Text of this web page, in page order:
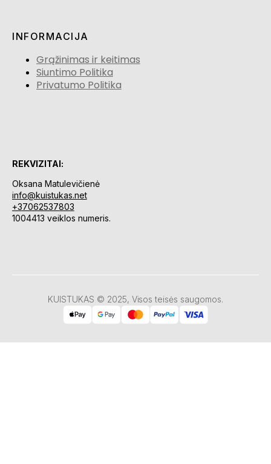
INFORMACIJA
Grąžinimas ir keitimas
Siuntimo Politika
Privatumo Politika
REKVIZITAI:
Oksana Matulevičienė
info@kuistukas.net
+37062537803
1004413 veiklos numeris.
KUISTUKAS © 2025, Visos teisės saugomos.